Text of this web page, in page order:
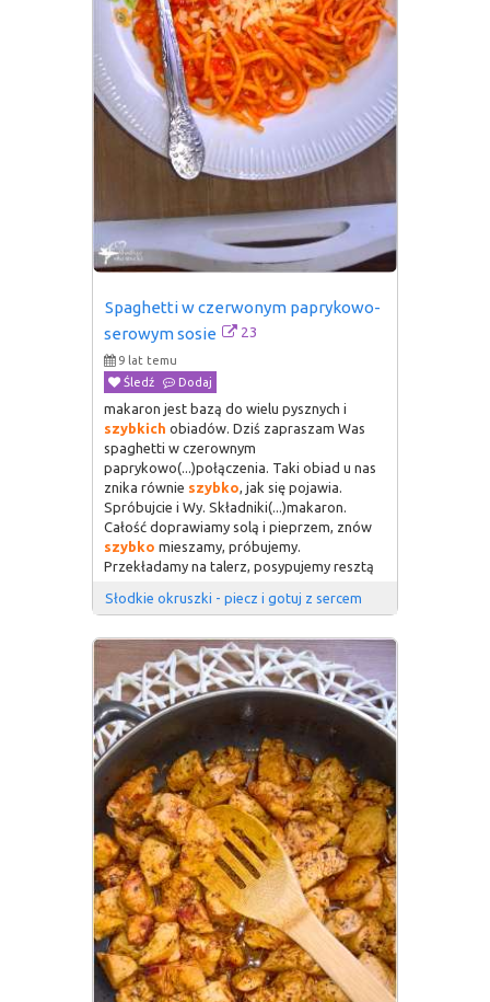
Spaghetti w czerwonym paprykowo-
serowym sosie
23
9 lat temu
Śledź
Dodaj
makaron jest bazą do wielu pysznych i
szybkich obiadów. Dziś zapraszam Was
spaghetti w czerownym
paprykowo(...)połączenia. Taki obiad u nas
znika równie szybko , jak się pojawia.
Spróbujcie i Wy. Składniki(...)makaron.
Całość doprawiamy solą i pieprzem, znów
szybko mieszamy, próbujemy.
Przekładamy na talerz, posypujemy resztą
Słodkie okruszki - piecz i gotuj z sercem